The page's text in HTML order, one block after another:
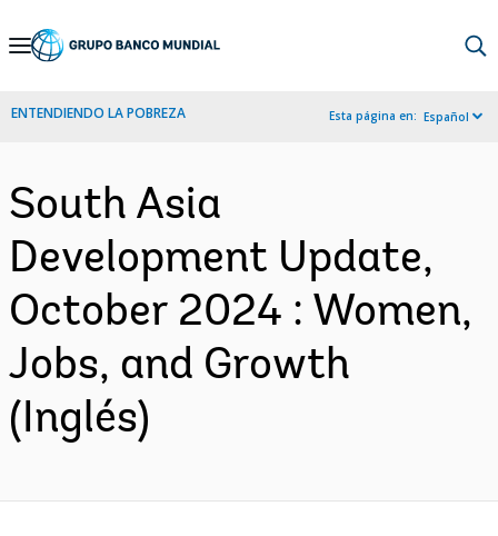
Skip
Navigation
ENTENDIENDO LA POBREZA Esta página en: Español
South Asia
Development Update,
October 2024 : Women,
Jobs, and Growth
(Inglés)